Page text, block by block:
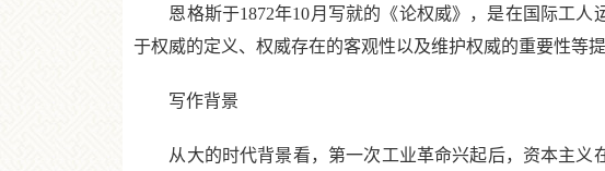
恩格斯于1872年10月写就的《论权威》，是在国际工人
于权威的定义、权威存在的客观性以及维护权威的重要性等
写作背景
从大的时代背景看，第一次工业革命兴起后，资本主义